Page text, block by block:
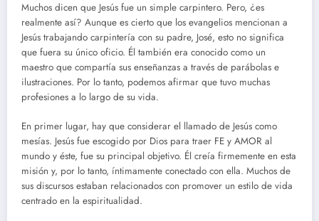
Muchos dicen que Jesús fue un simple carpintero. Pero, ¿es
realmente así? Aunque es cierto que los evangelios mencionan a
Jesús trabajando carpintería con su padre, José, esto no significa
que fuera su único oficio. Él también era conocido como un
maestro que compartía sus enseñanzas a través de parábolas e
ilustraciones. Por lo tanto, podemos afirmar que tuvo muchas
profesiones a lo largo de su vida.
En primer lugar, hay que considerar el llamado de Jesús como
mesías. Jesús fue escogido por Dios para traer FE y AMOR al
mundo y éste, fue su principal objetivo. Él creía firmemente en esta
misión y, por lo tanto, íntimamente conectado con ella. Muchos de
sus discursos estaban relacionados con promover un estilo de vida
centrado en la espiritualidad.